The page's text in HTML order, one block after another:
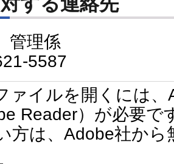
管理係
5587
ァイルを開くには
Reader）が必要で
方は、Adobe社か